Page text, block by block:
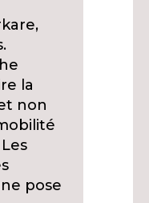
la
non
pose